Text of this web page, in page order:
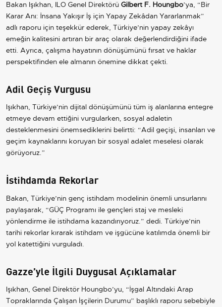
Bakan Işıkhan, ILO Genel Direktörü Gilbert F. Houngbo’ya, “Bir
Karar Anı: İnsana Yakışır İş için Yapay Zekâdan Yararlanmak”
adlı raporu için teşekkür ederek, Türkiye’nin yapay zekâyı
emeğin kalitesini artıran bir araç olarak değerlendirdiğini ifade
etti. Ayrıca, çalışma hayatının dönüşümünü fırsat ve haklar
perspektifinden ele almanın önemine dikkat çekti.
Adil Geçiş Vurgusu
Işıkhan, Türkiye’nin dijital dönüşümünü tüm iş alanlarına entegre
etmeye devam ettiğini vurgularken, sosyal adaletin
desteklenmesini önemsediklerini belirtti: “Adil geçişi, insanları ve
geçim kaynaklarını koruyan bir sosyal adalet meselesi olarak
görüyoruz.”
İstihdamda Rekorlar
Bakan, Türkiye’nin genç istihdam modelinin önemli unsurlarını
paylaşarak, “GÜÇ Programı ile gençleri staj ve mesleki
yönlendirme ile istihdama kazandırıyoruz.” dedi. Türkiye’nin
tarihi rekorlar kırarak istihdam ve işgücüne katılımda önemli bir
yol katettiğini vurguladı.
Gazze’yle İlgili Duygusal Açıklamalar
Işıkhan, Genel Direktör Houngbo’yu, “İşgal Altındaki Arap
Topraklarında Çalışan İşçilerin Durumu” başlıklı raporu sebebiyle